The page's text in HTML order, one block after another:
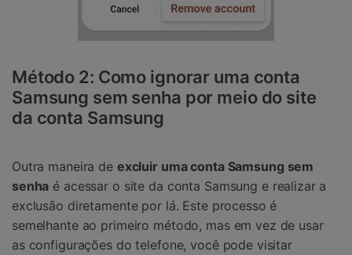
Método 2: Como ignorar uma conta
Samsung sem senha por meio do site
da conta Samsung
Outra maneira de excluir uma conta Samsung sem
senha é acessar o site da conta Samsung e realizar a
exclusão diretamente por lá. Este processo é
semelhante ao primeiro método, mas em vez de usar
as configurações do telefone, você pode visitar